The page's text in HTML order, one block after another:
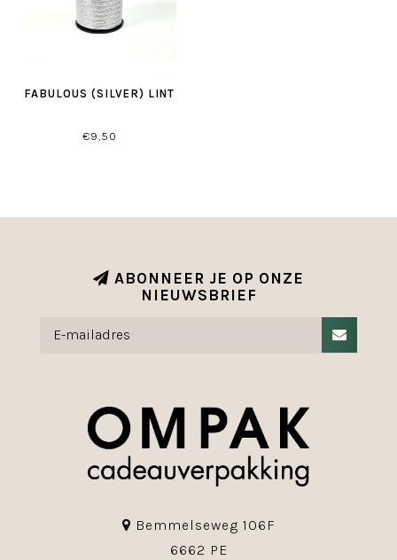
FABULOUS (SILVER) LINT
€9,50
ABONNEER JE OP ONZE
NIEUWSBRIEF
Bemmelseweg 106F
6662 PE